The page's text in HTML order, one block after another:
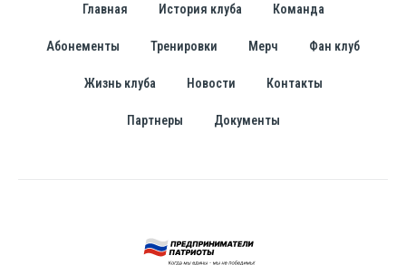
Главная История клуба Команда
Абонементы Тренировки Мерч Фан клуб
Жизнь клуба Новости Контакты
Партнеры Документы